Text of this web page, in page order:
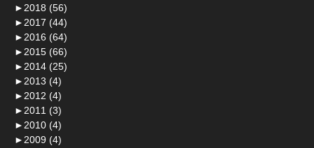
► 2018 (56)
► 2017 (44)
► 2016 (64)
► 2015 (66)
► 2014 (25)
► 2013 (4)
► 2012 (4)
► 2011 (3)
► 2010 (4)
► 2009 (4)